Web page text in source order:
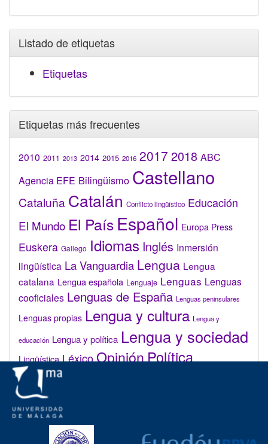
Listado de etiquetas
Etiquetas
Etiquetas más frecuentes
2010 2011 2013 2014 2015 2016 2017 2018 ABC
Agencia EFE Bilingüismo Castellano
Cataluña Catalán Conflicto lingüístico Educación
El Mundo El País Español Europa Press
Euskera Gallego Idiomas Inglés Inmersión
lingüística La Vanguardia Lengua Lengua
catalana Lengua española Lenguaje Lenguas Lenguas
cooficiales Lenguas de España Lenguas peninsulares
Lenguas propias Lengua y cultura Lengua y
educación Lengua y política Lengua y sociedad
Lingüística LéxicoOpiniónPolítica
lingüística
Valenciano
Administrar